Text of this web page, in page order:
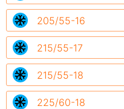
205/55-16
215/55-17
215/55-18
225/60-18